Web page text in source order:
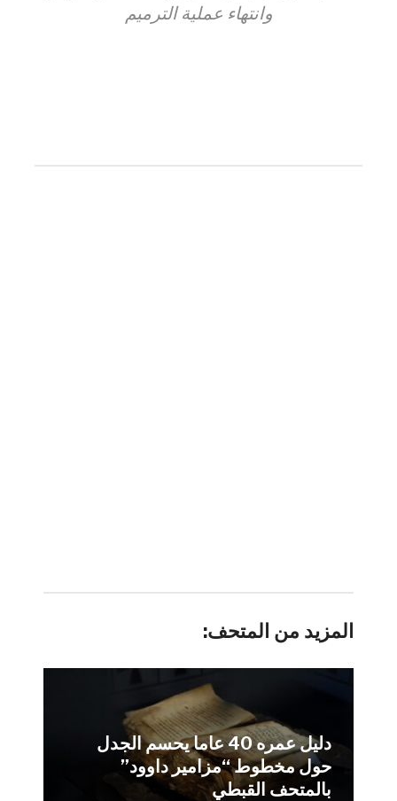
وانتهاء عملية الترميم
المزيد من المتحف:
دليل عمره 40 عاما يحسم الجدل
حول مخطوط “مزامير داوود”
بالمتحف القبطي